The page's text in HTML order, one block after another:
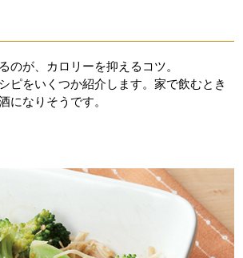
のが、カロリーを抑えるコツ。
ピをいくつか紹介します。家で飲むとき
になりそうです。